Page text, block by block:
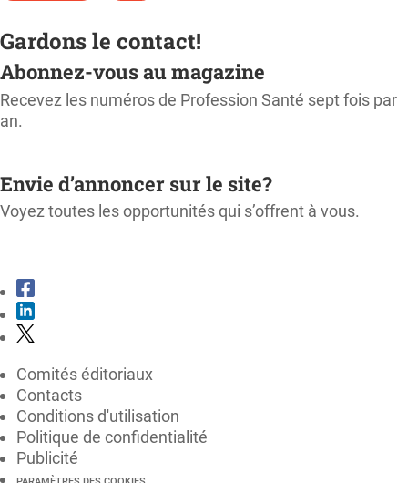
Gardons le contact!
Abonnez-vous au magazine
Recevez les numéros de Profession Santé sept fois par
an.
Envie d’annoncer sur le site?
Voyez toutes les opportunités qui s’offrent à vous.
Comités éditoriaux
Contacts
Conditions d'utilisation
Politique de confidentialité
Publicité